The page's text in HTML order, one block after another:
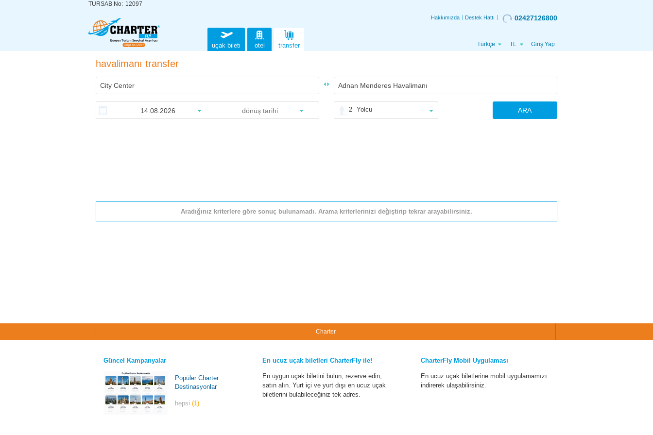
TURSAB No: 12097
Hakkımızda Destek Hattı 02427126800
uçak bileti otel transfer Türkçe TL Giriş Yap
havalimanı transfer
2 Yolcu ARA
Aradığınız kriterlere göre sonuç bulunamadı. Arama kriterlerinizi değiştirip tekrar arayabilirsiniz.
Charter
Güncel Kampanyalar
Popüler Charter
Destinasyonlar
hepsi(1)
En ucuz uçak biletleri CharterFly ile!
En uygun uçak biletini bulun, rezerve edin,
satın alın. Yurt içi ve yurt dışı en ucuz uçak
biletlerini bulabileceğiniz tek adres.
CharterFly Mobil Uygulaması
En ucuz uçak biletlerine mobil uygulamamızı
indirerek ulaşabilirsiniz.